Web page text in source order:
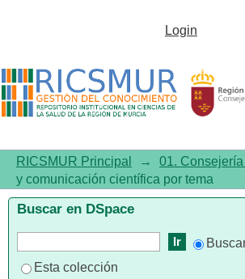
Listar01.01.
tema "Oncologists"
Login
RICSMUR Principal → 01.
y comunicación científica por tema
Buscar en DSpace
Esta colección